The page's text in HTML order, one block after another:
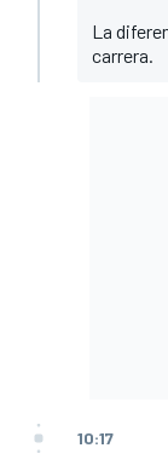
La
carrera.
10:17